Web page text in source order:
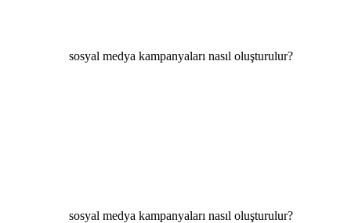
sosyal medya kampanyaları nasıl oluşturulur?
sosyal medya kampanyaları nasıl oluşturulur?